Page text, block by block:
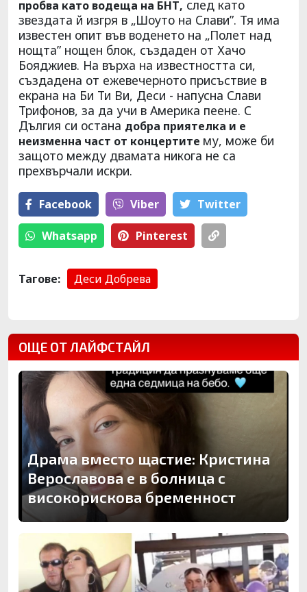
пробва като водеща на БНТ, след като
звездата й изгря в „Шоуто на Слави”. Тя има
известен опит във воденето на „Полет над
нощта” нощен блок, създаден от Хачо
Бояджиев. На върха на известността си,
създадена от ежевечерното присъствие в
екрана на Би Ти Ви, Деси - напусна Слави
Трифонов, за да учи в Америка пеене. С
Дългия си остана добра приятелка и е
неизменна част от концертите му, може би
защото между двамата никога не са
прехвърчали искри.
Facebook Viber Тwitter
Whatsapp Pinterest
Тагове: Деси Добрева
ОЩЕ ОТ ЛАЙФСТАЙЛ
Драма вместо щастие: Кристина
Верославова е в болница с
високорискова бременност